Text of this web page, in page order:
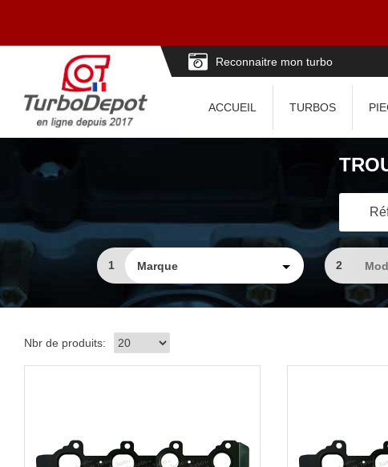
Reconnaitre mon turbo
ACCUEIL TURBOS
1 2
Nbr de produits: